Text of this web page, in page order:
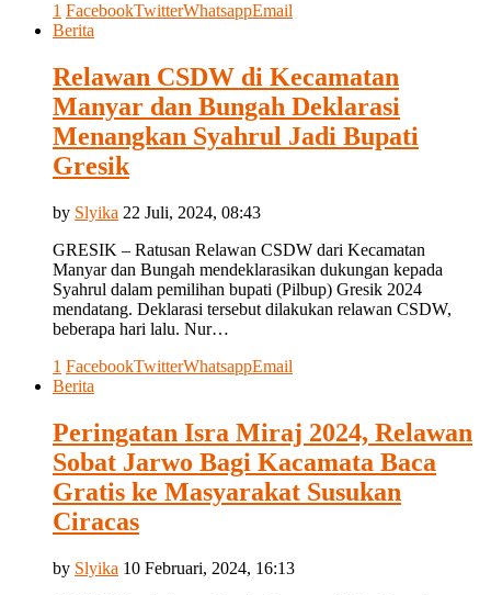
1 FacebookTwitterWhatsappEmail
Berita
Relawan CSDW di Kecamatan
Manyar dan Bungah Deklarasi
Menangkan Syahrul Jadi Bupati
Gresik
by Slyika 22 Juli, 2024, 08:43
GRESIK – Ratusan Relawan CSDW dari Kecamatan
Manyar dan Bungah mendeklarasikan dukungan kepada
Syahrul dalam pemilihan bupati (Pilbup) Gresik 2024
mendatang. Deklarasi tersebut dilakukan relawan CSDW,
beberapa hari lalu. Nur…
1 FacebookTwitterWhatsappEmail
Berita
Peringatan Isra Miraj 2024, Relawan
Sobat Jarwo Bagi Kacamata Baca
Gratis ke Masyarakat Susukan
Ciracas
by Slyika 10 Februari, 2024, 16:13